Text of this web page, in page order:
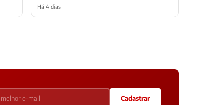
Há 4 dias
Cadastrar